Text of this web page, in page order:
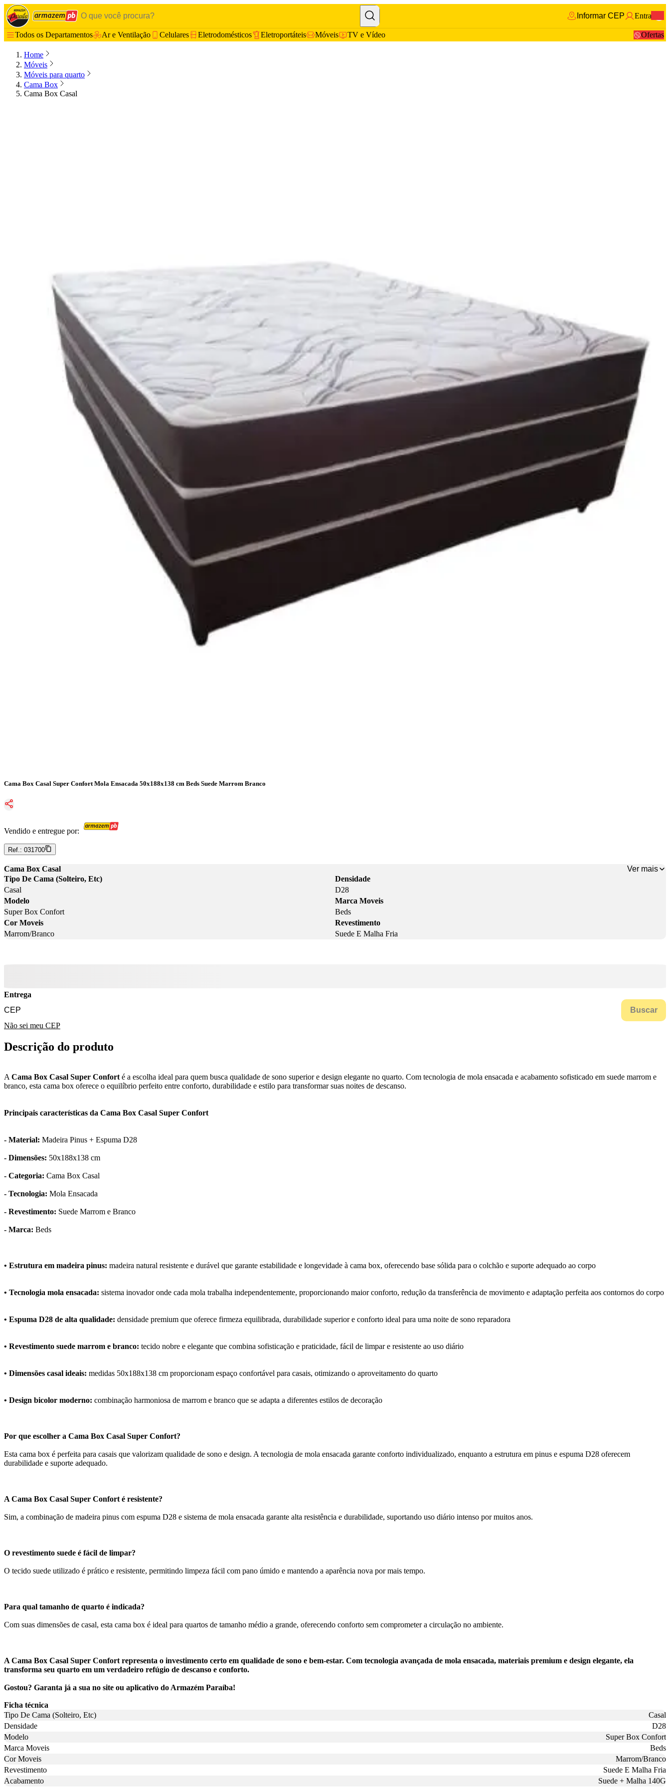
Informar CEP Entrar
Todos os Departamentos Ar e Ventilação Celulares Eletrodomésticos Eletroportáteis Móveis TV e Vídeo Ofertas
Home
Móveis
Móveis para quarto
Cama Box
Cama Box Casal
Cama Box Casal Super Confort Mola Ensacada 50x188x138 cm Beds Suede Marrom Branco
Vendido e entregue por:
Ref.: 031700
Cama Box Casal
Ver mais
Tipo De Cama (Solteiro, Etc)
Casal
Densidade
D28
Modelo
Super Box Confort
Marca Moveis
Beds
Cor Moveis
Marrom/Branco
Revestimento
Suede E Malha Fria
Entrega
Buscar
Não sei meu CEP
Descrição do produto
A Cama Box Casal Super Confort é a escolha ideal para quem busca qualidade de sono superior e design elegante no quarto. Com tecnologia de mola ensacada e acabamento sofisticado em suede marrom e
branco, esta cama box oferece o equilíbrio perfeito entre conforto, durabilidade e estilo para transformar suas noites de descanso.
Principais características da Cama Box Casal Super Confort
- Material: Madeira Pinus + Espuma D28
- Dimensões: 50x188x138 cm
- Categoria: Cama Box Casal
- Tecnologia: Mola Ensacada
- Revestimento: Suede Marrom e Branco
- Marca: Beds
• Estrutura em madeira pinus: madeira natural resistente e durável que garante estabilidade e longevidade à cama box, oferecendo base sólida para o colchão e suporte adequado ao corpo
• Tecnologia mola ensacada: sistema inovador onde cada mola trabalha independentemente, proporcionando maior conforto, redução da transferência de movimento e adaptação perfeita aos contornos do corpo
• Espuma D28 de alta qualidade: densidade premium que oferece firmeza equilibrada, durabilidade superior e conforto ideal para uma noite de sono reparadora
• Revestimento suede marrom e branco: tecido nobre e elegante que combina sofisticação e praticidade, fácil de limpar e resistente ao uso diário
• Dimensões casal ideais: medidas 50x188x138 cm proporcionam espaço confortável para casais, otimizando o aproveitamento do quarto
• Design bicolor moderno: combinação harmoniosa de marrom e branco que se adapta a diferentes estilos de decoração
Por que escolher a Cama Box Casal Super Confort?
Esta cama box é perfeita para casais que valorizam qualidade de sono e design. A tecnologia de mola ensacada garante conforto individualizado, enquanto a estrutura em pinus e espuma D28 oferecem
durabilidade e suporte adequado.
A Cama Box Casal Super Confort é resistente?
Sim, a combinação de madeira pinus com espuma D28 e sistema de mola ensacada garante alta resistência e durabilidade, suportando uso diário intenso por muitos anos.
O revestimento suede é fácil de limpar?
O tecido suede utilizado é prático e resistente, permitindo limpeza fácil com pano úmido e mantendo a aparência nova por mais tempo.
Para qual tamanho de quarto é indicada?
Com suas dimensões de casal, esta cama box é ideal para quartos de tamanho médio a grande, oferecendo conforto sem comprometer a circulação no ambiente.
A Cama Box Casal Super Confort representa o investimento certo em qualidade de sono e bem-estar. Com tecnologia avançada de mola ensacada, materiais premium e design elegante, ela
transforma seu quarto em um verdadeiro refúgio de descanso e conforto.
Gostou? Garanta já a sua no site ou aplicativo do Armazém Paraíba!
Ficha técnica
Tipo De Cama (Solteiro, Etc)
Casal
Densidade
D28
Modelo
Super Box Confort
Marca Moveis
Beds
Cor Moveis
Marrom/Branco
Revestimento
Suede E Malha Fria
Acabamento
Suede + Malha 140G